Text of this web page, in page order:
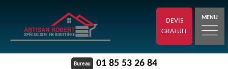
DEVIS
GRATUIT
MENU
Bureau 01 85 53 26 84